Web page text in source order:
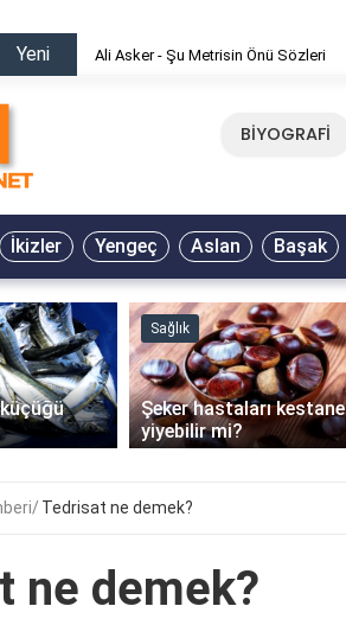
Yeni Ali Asker - Şu Metrisin Önü Sözleri
BİYOGRAFİ
İkizler Yengeç Aslan Başak
Sağlık
Şeker hastaları kestane
yiyebilir mi?
Tedrisat ne demek?
ne demek?